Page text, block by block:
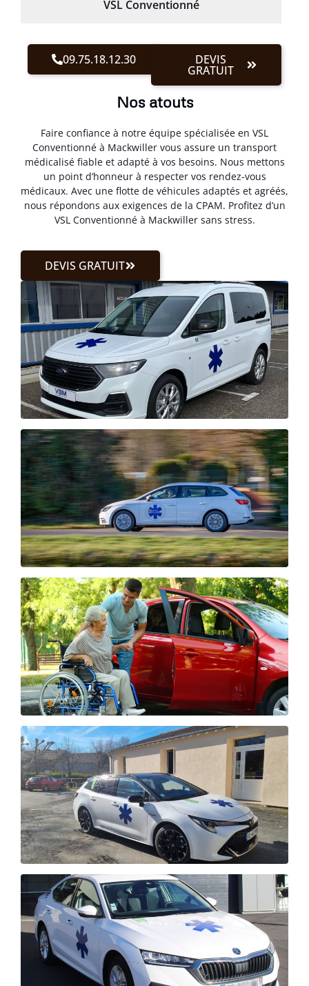
VSL Conventionné
09.75.18.12.30 DEVIS
GRATUIT
Nos atouts
Faire confiance à notre équipe spécialisée en VSL
Conventionné à Mackwiller vous assure un transport
médicalisé fiable et adapté à vos besoins. Nous mettons
un point d’honneur à respecter vos rendez-vous
médicaux. Avec une flotte de véhicules adaptés et agréés,
nous répondons aux exigences de la CPAM. Profitez d’un
VSL Conventionné à Mackwiller sans stress.
DEVIS GRATUIT